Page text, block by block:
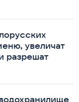
увеличат
разрешат